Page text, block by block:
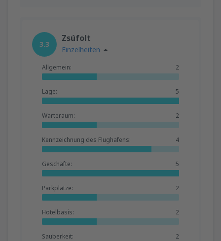
3.3
Zsúfolt
Einzelheiten
Allgemein: 2
Lage: 5
Warteraum: 2
Kennzeichnung des Flughafens: 4
Geschäfte: 5
Parkplätze: 2
Hotelbasis: 2
Sauberkeit: 2